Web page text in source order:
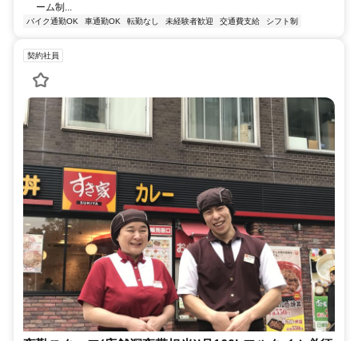
ーム制...
バイク通勤OK 車通勤OK 転勤なし 未経験者歓迎 交通費支給 シフト制
契約社員